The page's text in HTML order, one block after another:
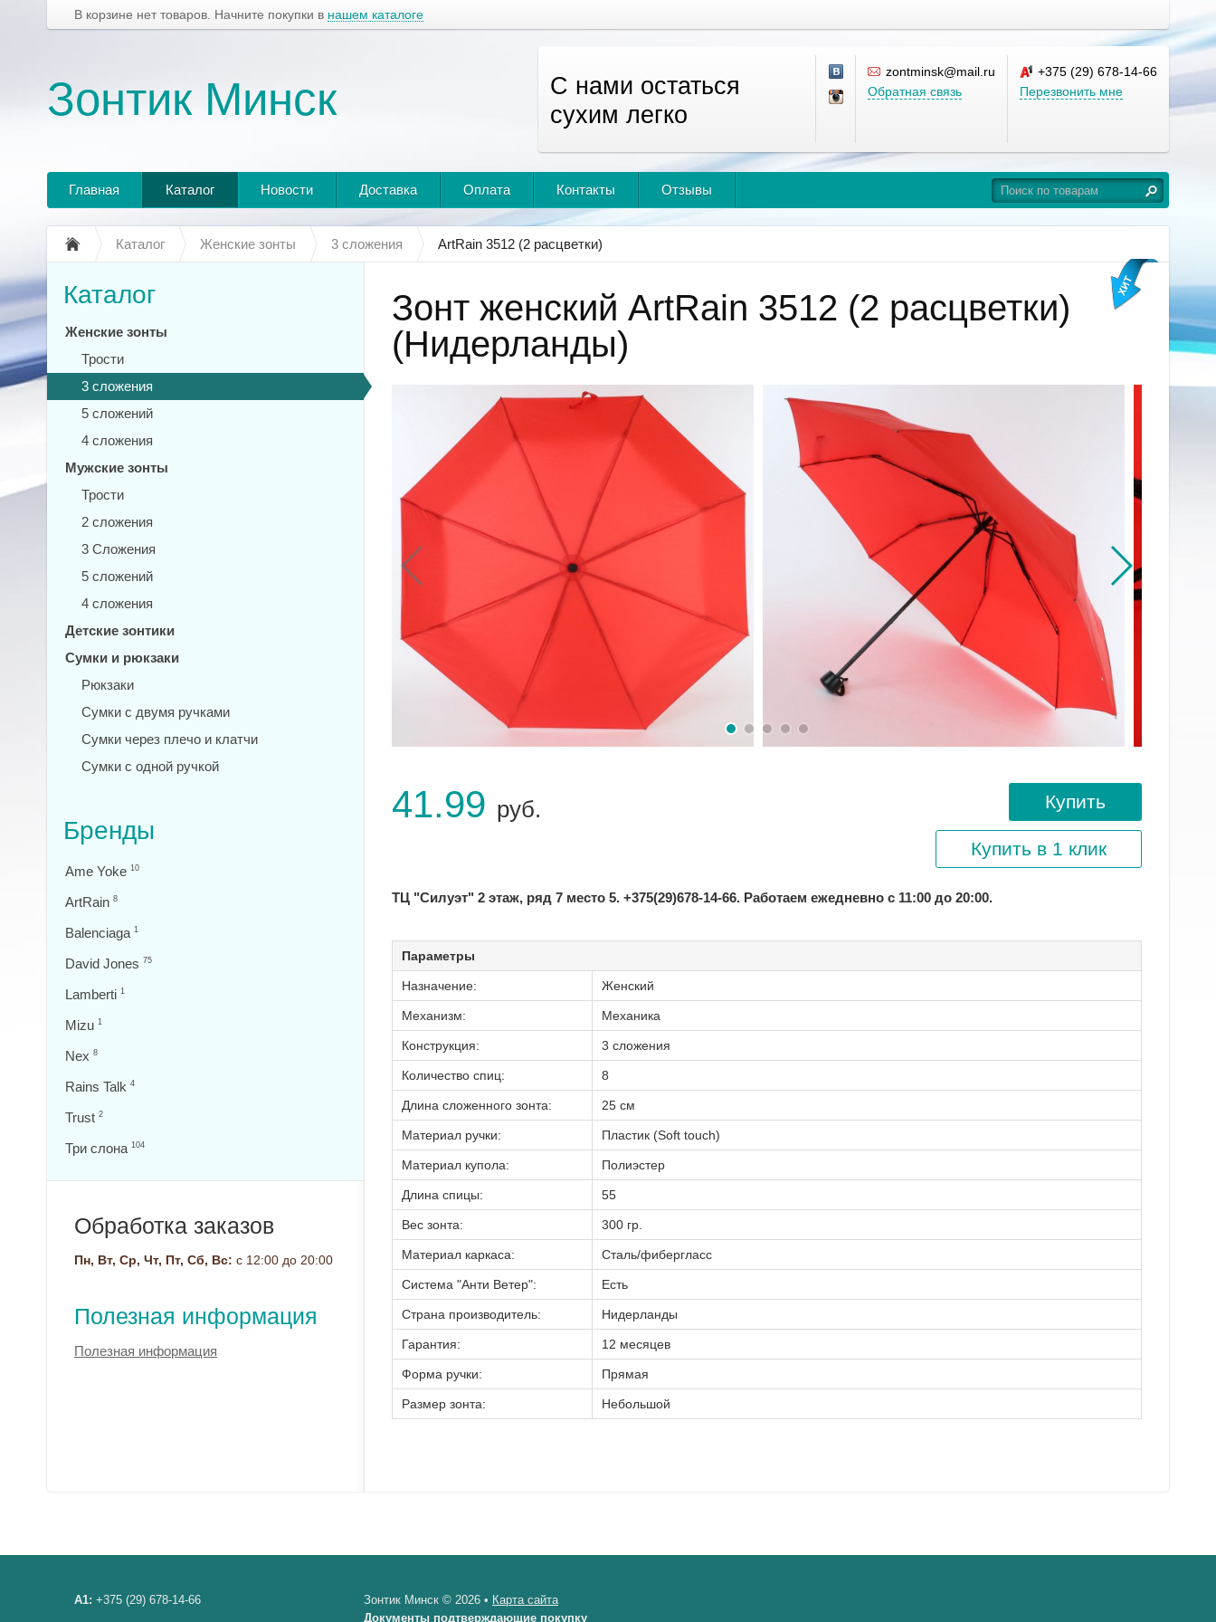
В корзине нет товаров. Начните покупки в нашем каталоге
Зонтик Минск
С нами остаться
сухим легко
zontminsk@mail.ru
Обратная связь
+375 (29) 678-14-66
Перезвонить мне
Главная Каталог Новости Доставка Оплата Контакты Отзывы
Каталог Женские зонты 3 сложения ArtRain 3512 (2 расцветки)
Зонт женский ArtRain 3512 (2 расцветки)
(Нидерланды)
41.99 руб. Купить
Купить в 1 клик
ТЦ "Силуэт" 2 этаж, ряд 7 место 5. +375(29)678-14-66. Работаем ежедневно с 11:00 до 20:00.
Параметры
Назначение: Женский
Механизм: Механика
Конструкция: 3 сложения
Количество спиц: 8
Длина сложенного зонта: 25 см
Материал ручки: Пластик (Soft touch)
Материал купола: Полиэстер
Длина спицы: 55
Вес зонта: 300 гр.
Материал каркаса: Сталь/фибергласс
Система "Анти Ветер": Есть
Страна производитель: Нидерланды
Гарантия: 12 месяцев
Форма ручки: Прямая
Размер зонта: Небольшой
Каталог
Женские зонты
Трости
3 сложения
5 сложений
4 сложения
Мужские зонты
Трости
2 сложения
3 Сложения
5 сложений
4 сложения
Детские зонтики
Сумки и рюкзаки
Рюкзаки
Сумки с двумя ручками
Сумки через плечо и клатчи
Сумки с одной ручкой
Бренды
Ame Yoke 10
ArtRain 8
Balenciaga 1
David Jones 75
Lamberti 1
Mizu 1
Nex 8
Rains Talk 4
Trust 2
Три слона 104
Обработка заказов
Пн, Вт, Ср, Чт, Пт, Сб, Вс: с 12:00 до 20:00
Полезная информация
Полезная информация
A1: +375 (29) 678-14-66 Зонтик Минск © 2026 • Карта сайта
Документы подтверждающие покупку